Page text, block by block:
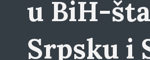
u BiH-
Srpsku i